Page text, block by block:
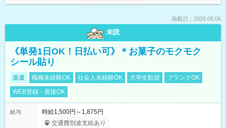
掲載日：2026.08.06
未読
《単発1日OK！日払い可》＊お菓子のモクモク
シール貼り
派遣 職種未経験OK 社会人未経験OK 大学生歓迎
ブランクOK
WEB登録・面接OK
給与
時給1,500円～1,875円
交通費別途支給あり